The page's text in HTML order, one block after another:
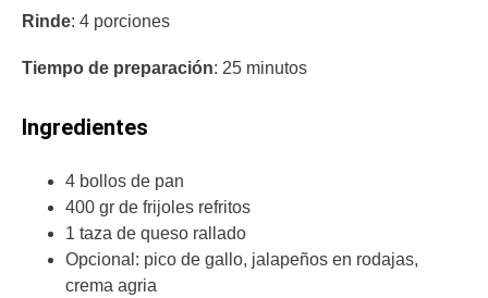
Rinde: 4 porciones
Tiempo de preparación: 25 minutos
Ingredientes
4 bollos de pan
400 gr de frijoles refritos
1 taza de queso rallado
Opcional: pico de gallo, jalapeños en rodajas,
crema agria